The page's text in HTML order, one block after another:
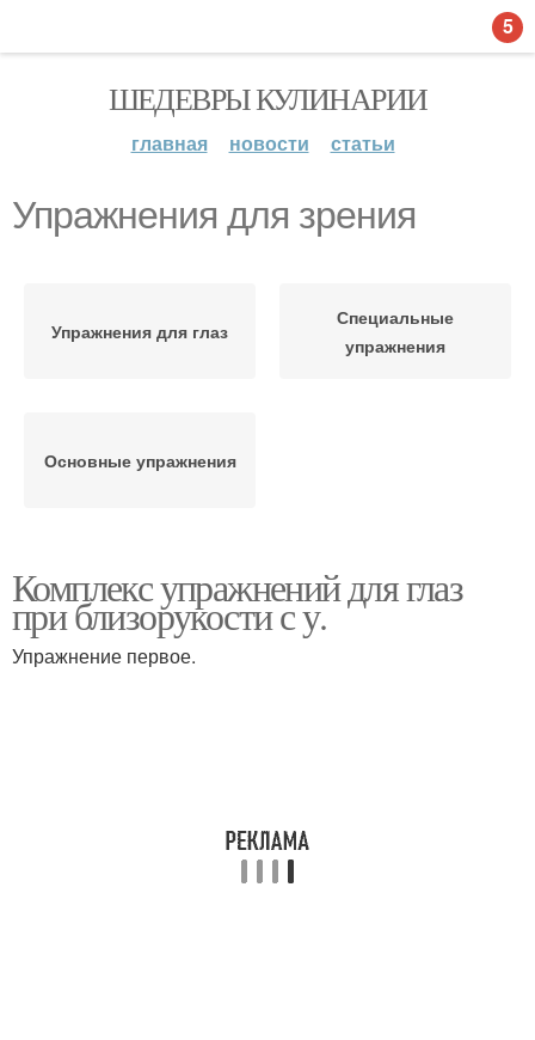
ШЕДЕВРЫ КУЛИНАРИИ
главная новости статьи
Упражнения для зрения
Упражнения для глаз
Специальные
упражнения
Основные упражнения
Комплекс упражнений для глаз
при близорукости с у.
Упражнение первое.
5